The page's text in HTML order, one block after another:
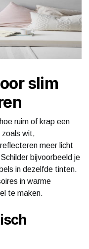
slim
ruim of krap een
zoals wit,
meer licht
bijvoorbeeld je
in dezelfde tinten.
in warme
te maken.